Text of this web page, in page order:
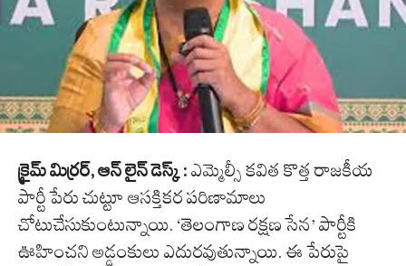
క్రైమ్ మిర్రర్, ఆన్ లైన్ డెస్క్ : ఎమ్మెల్సీ కవిత కొత్త రాజకీయ
పార్టీ పేరు చుట్టూ ఆసక్తికర పరిణామాలు
చోటుచేసుకుంటున్నాయి. ‘తెలంగాణ రక్షణ సేన’ పార్టీకి
ఊహించని అడ్డంకులు ఎదురవుతున్నాయి. ఈ పేరుపై